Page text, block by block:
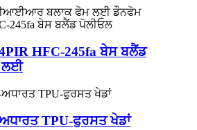
HFC-245fa ਬੇਸ ਬਲੈਂਡ
ਲਈ
TPU-ਫੁਰਸਤ ਖੇਡਾਂ